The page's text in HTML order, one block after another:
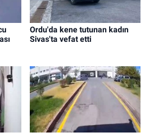
Ordu'da kene tutunan kadın
Sivas'ta vefat etti